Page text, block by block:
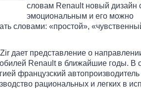
словам Renault новый дизайн
эмоциональным и его можно
словами: «простой»,
дает представление о
Renault в ближайшие годы. В
французский автопроизводитель
рациональных и легких в